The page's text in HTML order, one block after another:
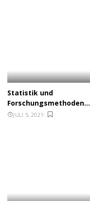
Statistik und
Forschungsmethoden…
JULI 5, 2021